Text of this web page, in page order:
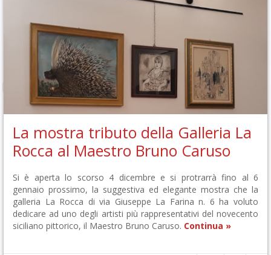
La mostra tributo della Galleria La
Rocca al Maestro Bruno Caruso
Si è aperta lo scorso 4 dicembre e si protrarrà fino al 6
gennaio prossimo, la suggestiva ed elegante mostra che la
galleria La Rocca di via Giuseppe La Farina n. 6 ha voluto
dedicare ad uno degli artisti più rappresentativi del novecento
siciliano pittorico, il Maestro Bruno Caruso. Continua »